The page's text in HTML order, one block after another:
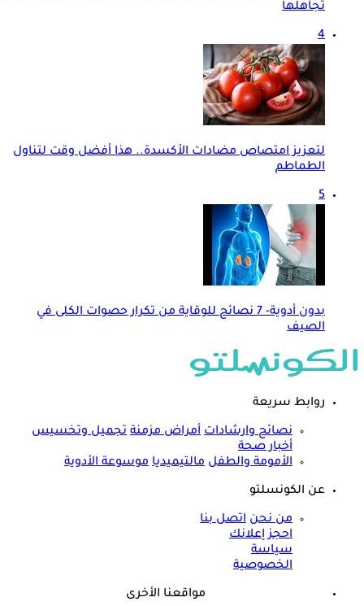
تجاهلها
4
لتعزيز امتصاص مضادات الأكسدة.. هذا أفضل وقت لتناول
الطماطم
5
بدون أدوية- 7 نصائح للوقاية من تكرار حصوات الكلى في
الصيف
روابط سريعة
نصائح وارشادات أمراض مزمنة تجميل وتخسيس
أخبار صحة
الأمومة والطفل مالتيميديا موسوعة الأدوية
عن الكونسلتو
من نحن اتصل بنا
احجز إعلانك
سياسة
الخصوصية
مواقعنا الأخرى